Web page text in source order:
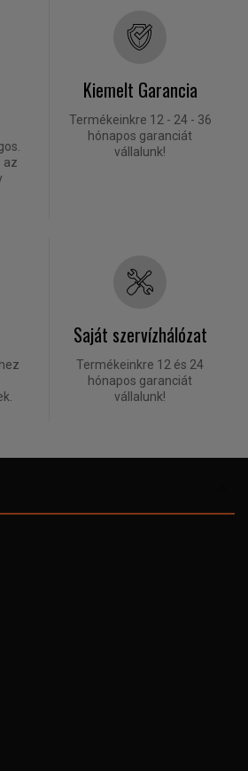
az
Kiemelt Garancia
Termékeinkre 12 - 24 - 36
hónapos garanciát
vállalunk!
Saját szervízhálózat
Termékeinkre 12 és 24
hónapos garanciát
vállalunk!